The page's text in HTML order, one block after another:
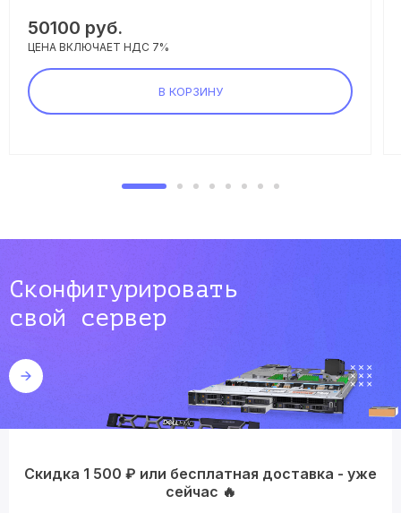
50100 руб.
ЦЕНА ВКЛЮЧАЕТ НДС 7%
В КОРЗИНУ
Сконфигурировать
свой сервер
Скидка 1 500 ₽ или бесплатная доставка - уже
сейчас 🔥